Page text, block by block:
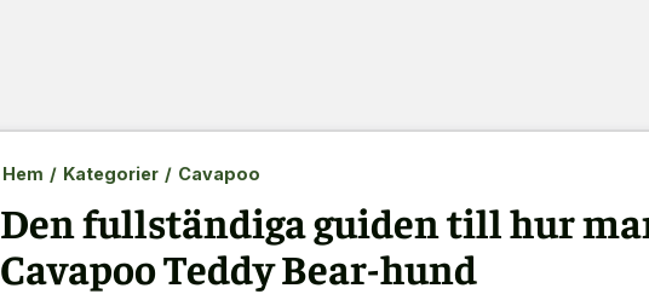
Hem / Kategorier / Cavapoo
Den fullständiga guiden till hur
Cavapoo Teddy Bear-hund